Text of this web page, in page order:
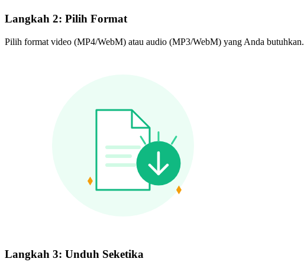
Langkah 2: Pilih Format
Pilih format video (MP4/WebM) atau audio (MP3/WebM) yang Anda butuhkan.
Langkah 3: Unduh Seketika